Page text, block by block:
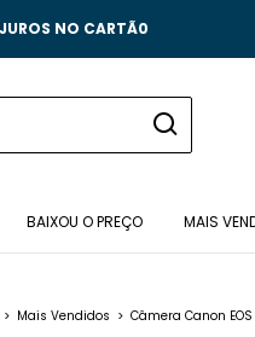
NO CARTÃ0
BAIXOU O PREÇO MAIS
> Mais Vendidos > Câmera Canon